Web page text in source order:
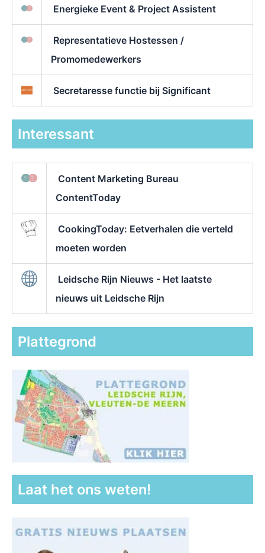
Energieke Event & Project Assistent
Representatieve Hostessen /
Promomedewerkers
Secretaresse functie bij Significant
Interessant
Content Marketing Bureau
ContentToday
CookingToday: Eetverhalen die verteld
moeten worden
Leidsche Rijn Nieuws - Het laatste
nieuws uit Leidsche Rijn
Plattegrond
Laat het ons weten!